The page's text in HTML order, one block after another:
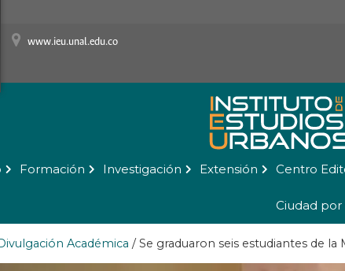
www.ieu.unal.edu.co
Formación Investigación Extensión Centro
Ciudad
Académica /Se graduaron seis estudiantes de